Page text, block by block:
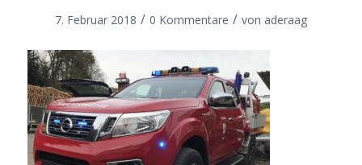
7. Februar 2018 / 0 Kommentare / von aderaag